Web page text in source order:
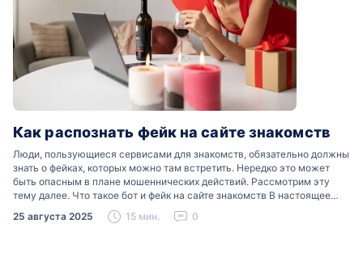
Как распознать фейк на сайте знакомств
Люди, пользующиеся сервисами для знакомств, обязательно должны
знать о фейках, которых можно там встретить. Нередко это может
быть опасным в плане мошеннических действий. Рассмотрим эту
тему далее. Что такое бот и фейк на сайте знакомств В настоящее
время можно встретить свою…
25 августа 2025 15 мин. 0